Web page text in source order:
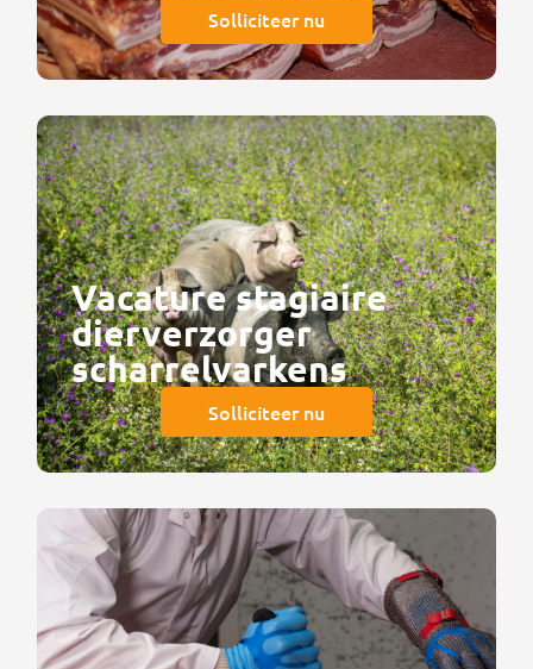
Solliciteer nu
Vacature stagiaire
dierverzorger
scharrelvarkens
Solliciteer nu